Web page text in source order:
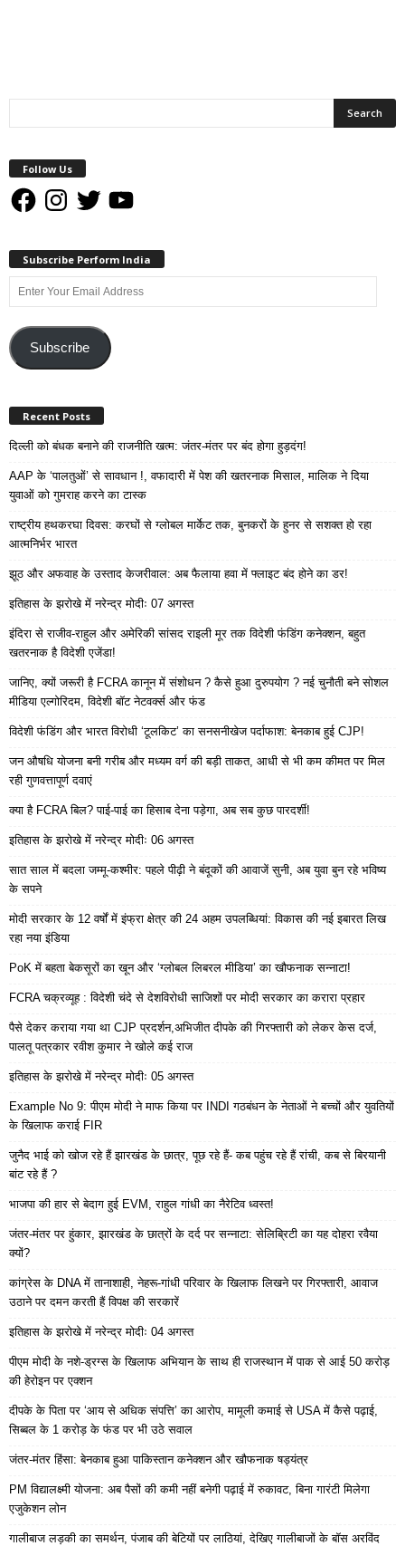
Follow Us
FacebookInstagram
Twitter YouTube
Subscribe Perform India
Enter
Your
AddressSubscribe
Recent Posts
दिल्ली को बंधक बनाने की राजनीति खत्म: जंतर-मंतर पर बंद होगा हुड़दंग!
AAP के ‘पालतुओं’ से सावधान !, वफादारी में पेश की खतरनाक मिसाल, मालिक ने दिया
युवाओं को गुमराह करने का टास्क
राष्ट्रीय हथकरघा दिवस: करघों से ग्लोबल मार्केट तक, बुनकरों के हुनर से सशक्त हो रहा
आत्मनिर्भर भारत
झूठ और अफवाह के उस्ताद केजरीवाल: अब फैलाया हवा में फ्लाइट बंद होने का डर!
इतिहास के झरोखे में नरेन्द्र मोदीः 07 अगस्त
इंदिरा से राजीव-राहुल और अमेरिकी सांसद राइली मूर तक विदेशी फंडिंग कनेक्शन, बहुत
खतरनाक है विदेशी एजेंडा!
जानिए, क्यों जरूरी है FCRA कानून में संशोधन ? कैसे हुआ दुरुपयोग ? नई चुनौती बने सोशल
मीडिया एल्गोरिदम, विदेशी बॉट नेटवर्क्स और फंड
विदेशी फंडिंग और भारत विरोधी ‘टूलकिट’ का सनसनीखेज पर्दाफाश: बेनकाब हुई CJP!
जन औषधि योजना बनी गरीब और मध्यम वर्ग की बड़ी ताकत, आधी से भी कम कीमत पर मिल
रही गुणवत्तापूर्ण दवाएं
क्या है FCRA बिल? पाई-पाई का हिसाब देना पड़ेगा, अब सब कुछ पारदर्शी!
इतिहास के झरोखे में नरेन्द्र मोदीः 06 अगस्त
सात साल में बदला जम्मू-कश्मीर: पहले पीढ़ी ने बंदूकों की आवाजें सुनी, अब युवा बुन रहे भविष्य
के सपने
मोदी सरकार के 12 वर्षों में इंफ्रा क्षेत्र की 24 अहम उपलब्धियां: विकास की नई इबारत लिख
रहा नया इंडिया
PoK में बहता बेकसूरों का खून और ‘ग्लोबल लिबरल मीडिया’ का खौफनाक सन्नाटा!
FCRA चक्रव्यूह : विदेशी चंदे से देशविरोधी साजिशों पर मोदी सरकार का करारा प्रहार
पैसे देकर कराया गया था CJP प्रदर्शन,अभिजीत दीपके की गिरफ्तारी को लेकर केस दर्ज,
पालतू पत्रकार रवीश कुमार ने खोले कई राज
इतिहास के झरोखे में नरेन्द्र मोदीः 05 अगस्त
Example No 9: पीएम मोदी ने माफ किया पर INDI गठबंधन के नेताओं ने बच्चों और युवतियों
के खिलाफ कराई FIR
जुनैद भाई को खोज रहे हैं झारखंड के छात्र, पूछ रहे हैं- कब पहुंच रहे हैं रांची, कब से बिरयानी
बांट रहे हैं ?
भाजपा की हार से बेदाग हुई EVM, राहुल गांधी का नैरेटिव ध्वस्त!
जंतर-मंतर पर हुंकार, झारखंड के छात्रों के दर्द पर सन्नाटा: सेलिब्रिटी का यह दोहरा रवैया
क्यों?
कांग्रेस के DNA में तानाशाही, नेहरू-गांधी परिवार के खिलाफ लिखने पर गिरफ्तारी, आवाज
उठाने पर दमन करती हैं विपक्ष की सरकारें
इतिहास के झरोखे में नरेन्द्र मोदीः 04 अगस्त
पीएम मोदी के नशे-ड्रग्स के खिलाफ अभियान के साथ ही राजस्थान में पाक से आई 50 करोड़
की हेरोइन पर एक्शन
दीपके के पिता पर ‘आय से अधिक संपत्ति’ का आरोप, मामूली कमाई से USA में कैसे पढ़ाई,
सिब्बल के 1 करोड़ के फंड पर भी उठे सवाल
जंतर-मंतर हिंसा: बेनकाब हुआ पाकिस्तान कनेक्शन और खौफनाक षड्यंत्र
PM विद्यालक्ष्मी योजना: अब पैसों की कमी नहीं बनेगी पढ़ाई में रुकावट, बिना गारंटी मिलेगा
एजुकेशन लोन
गालीबाज लड़की का समर्थन, पंजाब की बेटियों पर लाठियां, देखिए गालीबाजों के बॉस अरविंद